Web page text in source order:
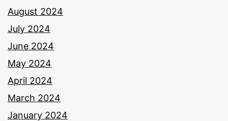
August 2024
July 2024
June 2024
May 2024
April 2024
March 2024
January 2024